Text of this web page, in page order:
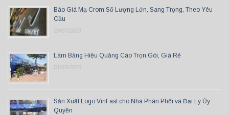
Báo Giá Mạ Crom Số Lượng Lớn, Sang Trọng, Theo Yêu
Cầu
20/07/2023
Làm Bảng Hiệu Quảng Cáo Trọn Gói, Giá Rẻ
01/03/2026
Sản Xuất Logo VinFast cho Nhà Phân Phối và Đại Lý Ủy
Quyền